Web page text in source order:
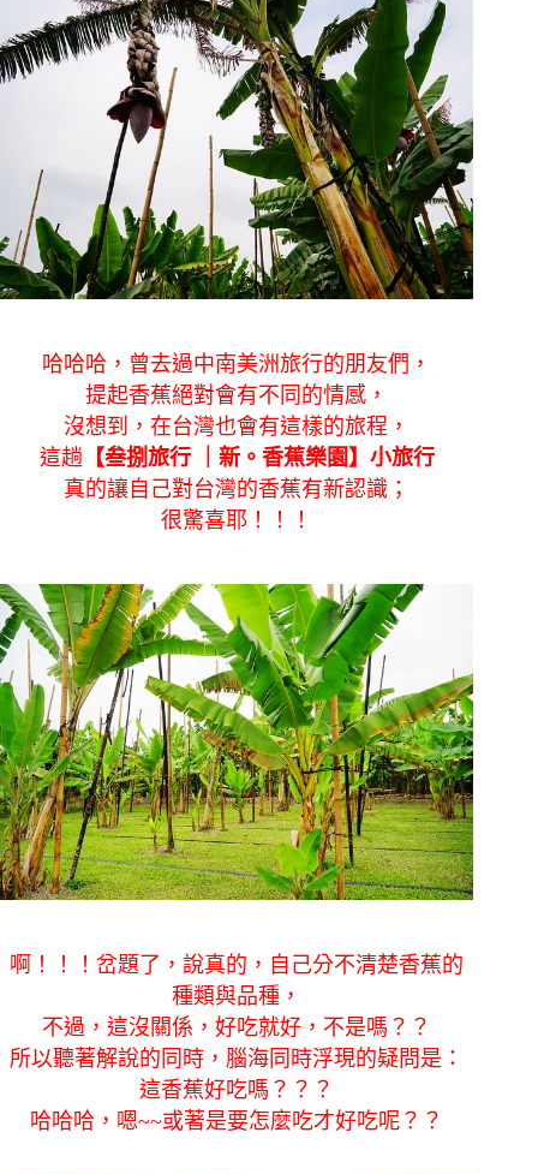
哈哈哈，曾去過中南美洲旅行的朋友們，
提起香蕉絕對會有不同的情感，
沒想到，在台灣也會有這樣的旅程，
這趟 【叁捌旅行 ｜新。香蕉樂園】小旅行
真的讓自己對台灣的香蕉有新認識；
很驚喜耶！！！
啊！！！岔題了，說真的，自己分不清楚香蕉的
種類與品種，
不過，這沒關係，好吃就好，不是嗎？？
所以聽著解說的同時，腦海同時浮現的疑問是：
這香蕉好吃嗎？？？
哈哈哈，嗯~~或著是要怎麼吃才好吃呢？？